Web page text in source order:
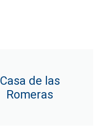
Casa de las
Romeras